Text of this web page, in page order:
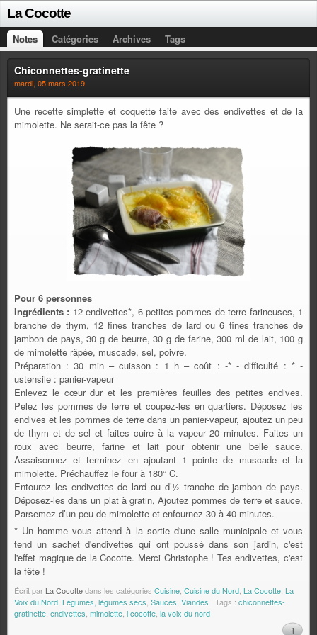
La Cocotte
Notes Catégories Archives Tags
Chiconnettes-gratinette
mardi, 05 mars 2019
Une recette simplette et coquette faite avec des endivettes et de la
mimolette. Ne serait-ce pas la fête ?
Pour 6 personnes
Ingrédients : 12 endivettes*, 6 petites pommes de terre farineuses, 1
branche de thym, 12 fines tranches de lard ou 6 fines tranches de
jambon de pays, 30 g de beurre, 30 g de farine, 300 ml de lait, 100 g
de mimolette râpée, muscade, sel, poivre.
Préparation : 30 min – cuisson : 1 h – coût : -* - difficulté : * -
ustensile : panier-vapeur
Enlevez le cœur dur et les premières feuilles des petites endives.
Pelez les pommes de terre et coupez-les en quartiers. Déposez les
endives et les pommes de terre dans un panier-vapeur, ajoutez un peu
de thym et de sel et faites cuire à la vapeur 20 minutes. Faites un
roux avec beurre, farine et lait pour obtenir une belle sauce.
Assaisonnez et terminez en ajoutant 1 pointe de muscade et la
mimolette. Préchauffez le four à 180° C.
Entourez les endivettes de lard ou d’½ tranche de jambon de pays.
Déposez-les dans un plat à gratin, Ajoutez pommes de terre et sauce.
Parsemez d’un peu de mimolette et enfournez 30 à 40 minutes.
* Un homme vous attend à la sortie d'une salle municipale et vous
tend un sachet d'endivettes qui ont poussé dans son jardin, c'est
l'effet magique de la Cocotte. Merci Christophe ! Tes endivettes, c'est
la fête !
Écrit par La Cocottedans les catégories Cuisine Cuisine du Nord La Cocotte La
Voix du Nord Légumes, légumes secs Sauces Viandes | Tags : chiconnettes-
gratinette endivettes mimolette l cocotte la voix du nord
1